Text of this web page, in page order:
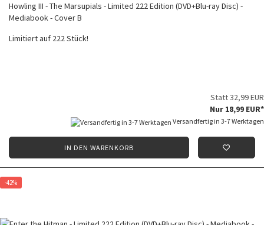
Howling III - The Marsupials - Limited 222 Edition (DVD+Blu-ray Disc) -
Mediabook - Cover B
Limitiert auf 222 Stück!
Statt 32,99 EUR
Nur 18,99 EUR*
Versandfertig in 3-7 Werktagen
IN DEN WARENKORB
-42%